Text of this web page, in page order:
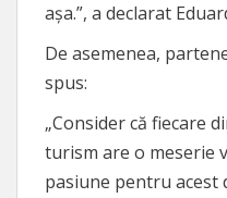
așa.”, a declarat
De asemenea,
spus:
„Consider că fiecare
turism are o meserie
pasiune pentru acest